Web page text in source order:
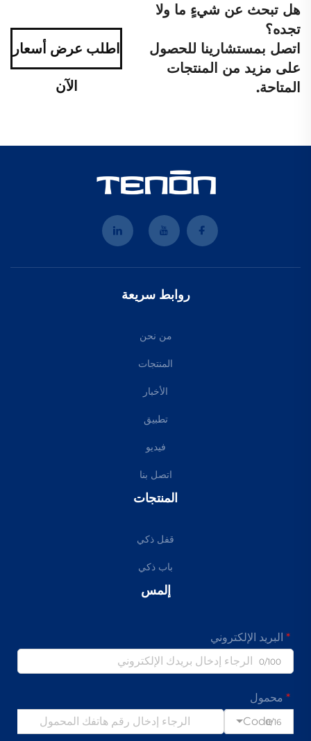
هل تبحث عن شيءٍ ما ولا
تجده؟
اتصل بمستشارينا للحصول
على مزيد من المنتجات
المتاحة.
اطلب عرض أسعار
الآن
روابط سريعة
من نحن
المنتجات
الأخبار
تطبيق
فيديو
اتصل بنا
المنتجات
قفل ذكي
باب ذكي
إلمس
البريد الإلكتروني
0/100
محمول
Code0/16